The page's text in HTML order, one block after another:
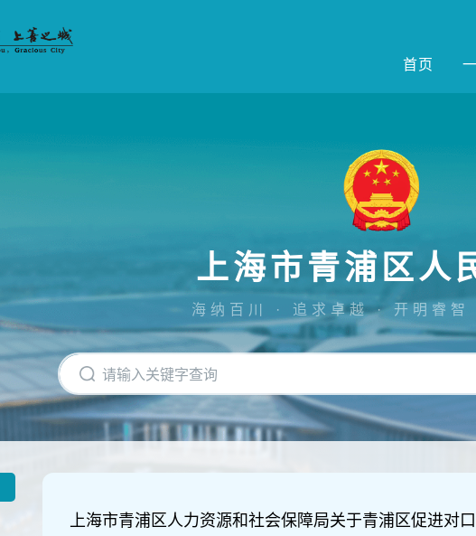
首页
上海市青浦区人
海纳百川 · 追求卓越 · 开明睿智
上海市青浦区人力资源和社会保障局关于青浦区促进对